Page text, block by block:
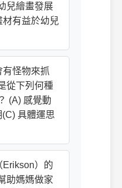
兒繪畫發展
材有益於幼兒
有怪物來抓
從下列何種
(A) 感覺動
具體運思
Erikson）的
助媽媽做家